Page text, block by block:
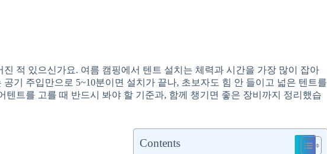
적 있으신가요. 여름 캠핑에서 텐트 설치는 체력과 시간을 가장 많이 잡아
기 주입만으로 5~10분이면 설치가 끝나, 초보자도 힘 안 들이고 넓은 텐트를
텐트를 고를 때 반드시 봐야 할 기준과, 함께 챙기면 좋은 장비까지 정리했습
Contents